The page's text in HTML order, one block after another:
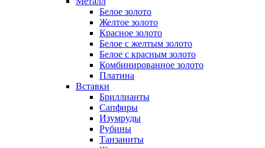
Белое золото
Желтое золото
Красное золото
Белое с желтым золото
Белое с красным золото
Комбинированное золото
Платина
Вставки
Бриллианты
Сапфиры
Изумруды
Рубины
Танзаниты